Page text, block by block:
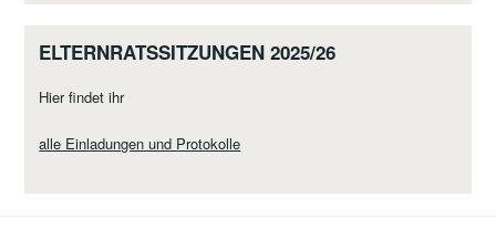
ELTERNRATSSITZUNGEN 2025/26
Hier findet ihr
alle Einladungen und Protokolle